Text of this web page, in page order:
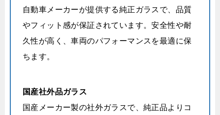
自動車メーカーが提供する純正ガラスで、品質
やフィット感が保証されています。安全性や耐
久性が高く、車両のパフォーマンスを最適に保
ちます。
国産社外品ガラス
国産メーカー製の社外ガラスで、純正品よりコ